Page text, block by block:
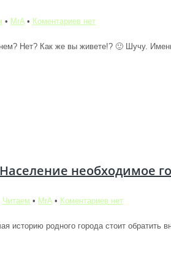
• MrA • Коментариев нет
Нет? Как же вы живете!? 🙂 Шучу.
необходимое
Читаем • MrA • Коментариев нет
родного города стоит обратить